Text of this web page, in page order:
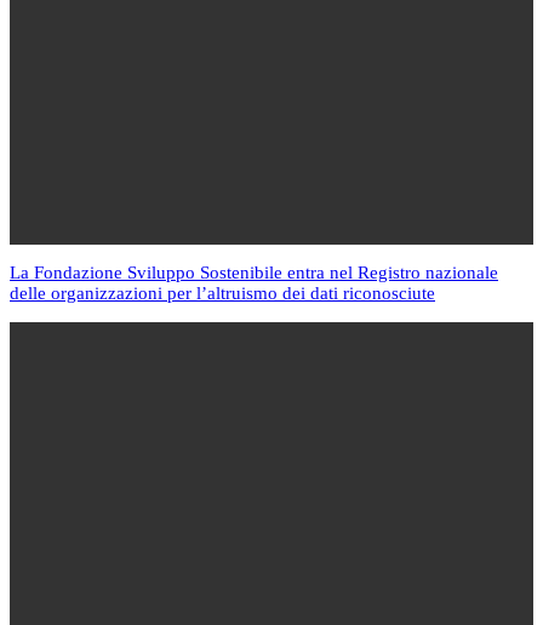
La Fondazione Sviluppo Sostenibile entra nel Registro nazionale
delle organizzazioni per l’altruismo dei dati riconosciute